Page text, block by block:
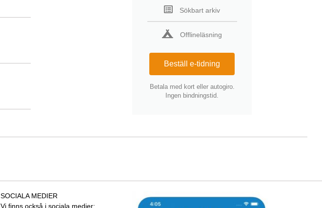
Sökbart arkiv
Offlineläsning
Beställ e-tidning
Betala med kort eller autogiro.
Ingen bindningstid.
SOCIALA MEDIER
Vi finns också i sociala medier: